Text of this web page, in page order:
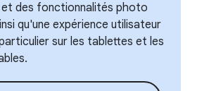
et des fonctionnalités photo
qu'une expérience utilisateur
sur les tablettes et les